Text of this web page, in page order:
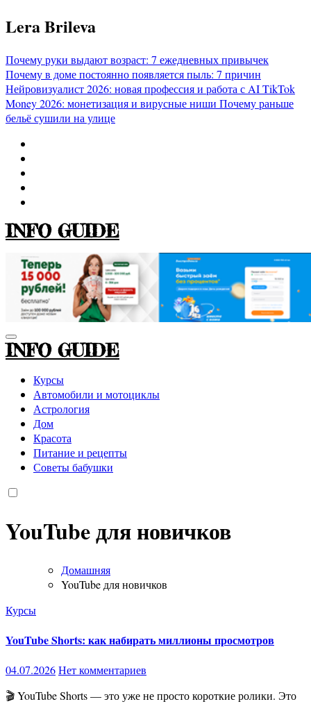
Перейти
к
Lera Brileva
Почему руки выдают возраст: 7 ежедневных привычек
Почему в доме постоянно появляется пыль: 7 причин
Нейровизуалист 2026: новая профессия и работа с AITikTok
Money 2026: монетизация и вирусные ниши Почему раньше
бельё сушили на улице
INFO GUIDE
INFO GUIDE
Курсы
Автомобили и мотоциклы
Астрология
Дом
Красота
Питание и рецепты
Советы бабушки
YouTube для новичков
Домашняя
YouTube для новичков
Курсы
YouTube Shorts: как набирать миллионы просмотров
04.07.2026Нет комментариев
🎬 YouTube Shorts — это уже не просто короткие ролики. Это